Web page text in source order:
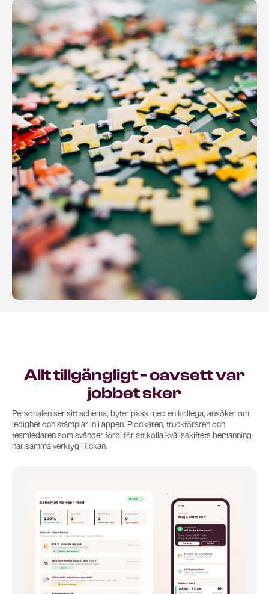
Allt tillgängligt - oavsett var
jobbet sker
Personalen ser sitt schema, byter pass med en kollega, ansöker om
ledighet och stämplar in i appen. Plockaren, truckföraren och
teamledaren som svänger förbi för att kolla kvällsskiftets bemanning
har samma verktyg i fickan.